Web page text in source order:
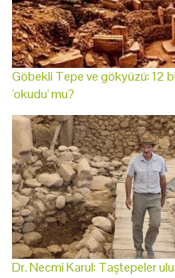
Göbekli Tepe ve gökyüzü: 12
'okudu' mu?
Dr. Necmi Karul: Taştepeler